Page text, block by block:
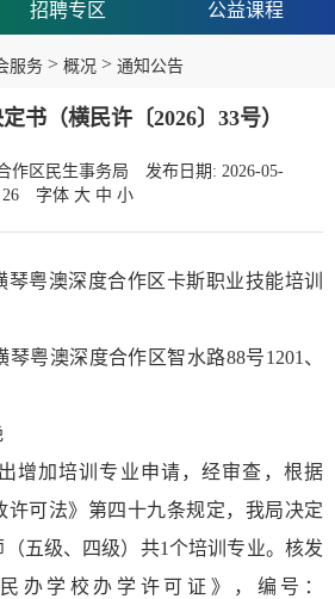
招聘专区 公益课程
服务 > 概况 > 通知公告
书（横民许〔2026〕33号）
作区民生事务局
发布日期: 2026-05-
26
字体 大 中 小
澳深度合作区卡斯职业技能培训
澳深度合作区智水路88号1201、
加培训专业申请，经审查，根据
许可法》第四十九条规定，我局决定
五级、四级）共1个培训专业。核发
办学校办学许可证》，编号：